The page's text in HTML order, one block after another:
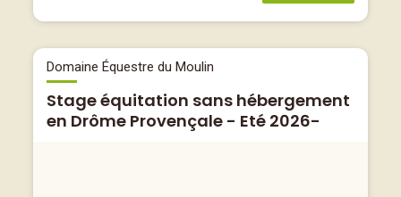
Domaine Équestre du Moulin
Stage équitation sans hébergement
en Drôme Provençale - Eté 2026-